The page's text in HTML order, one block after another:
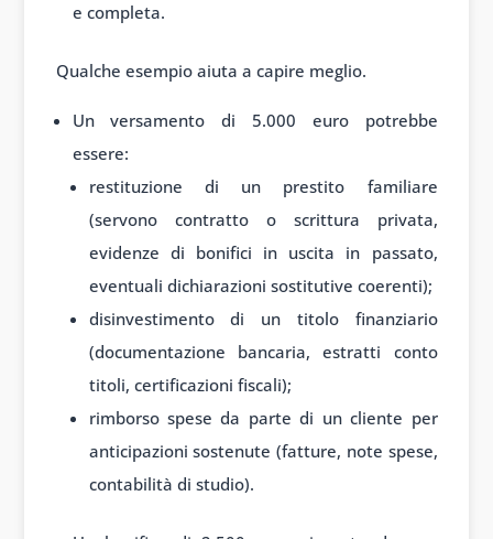
e completa.
Qualche esempio aiuta a capire meglio.
Un versamento di 5.000 euro potrebbe
essere:
restituzione di un prestito familiare
(servono contratto o scrittura privata,
evidenze di bonifici in uscita in passato,
eventuali dichiarazioni sostitutive coerenti);
disinvestimento di un titolo finanziario
(documentazione bancaria, estratti conto
titoli, certificazioni fiscali);
rimborso spese da parte di un cliente per
anticipazioni sostenute (fatture, note spese,
contabilità di studio).